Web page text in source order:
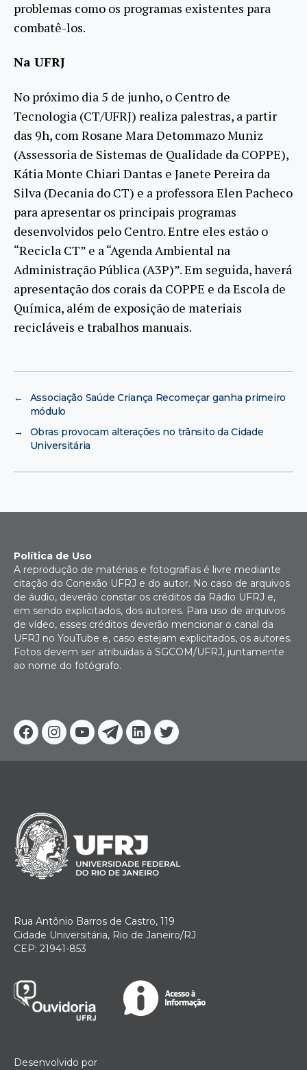
problemas como os programas existentes para
combatê-los.
Na UFRJ
No próximo dia 5 de junho, o Centro de
Tecnologia (CT/UFRJ) realiza palestras, a partir
das 9h, com Rosane Mara Detommazo Muniz
(Assessoria de Sistemas de Qualidade da COPPE),
Kátia Monte Chiari Dantas e Janete Pereira da
Silva (Decania do CT) e a professora Elen Pacheco
para apresentar os principais programas
desenvolvidos pelo Centro. Entre eles estão o
“Recicla CT” e a “Agenda Ambiental na
Administração Pública (A3P)”. Em seguida, haverá
apresentação dos corais da COPPE e da Escola de
Química, além de exposição de materiais
recicláveis e trabalhos manuais.
←
Associação Saúde Criança Recomeçar ganha primeiro
módulo
→
Obras provocam alterações no trânsito da Cidade
Universitária
Facebook
Instagram
YoutubeTelegram
Linkedin
Twitter
Política de Uso
A reprodução de matérias e fotografias é livre mediante
citação do Conexão UFRJ e do autor. No caso de arquivos
de áudio, deverão constar os créditos da Rádio UFRJ e,
em sendo explicitados, dos autores. Para uso de arquivos
de vídeo, esses créditos deverão mencionar o canal da
UFRJ no YouTube e, caso estejam explicitados, os autores.
Fotos devem ser atribuídas à SGCOM/UFRJ, juntamente
ao nome do fotógrafo.
Rua Antônio Barros de Castro, 119
Cidade Universitária, Rio de Janeiro/RJ
CEP: 21941-853
Desenvolvido por